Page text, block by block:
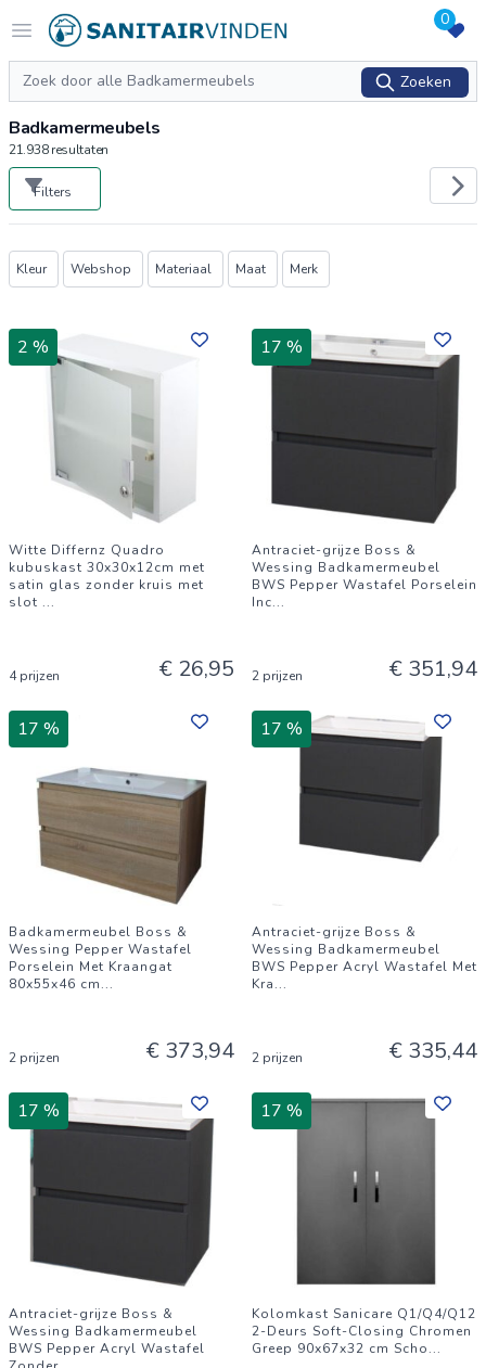
Open menu
Logo sanitairvinden.nl 0
Zoeken
Zoeken
Badkamermeubels
21.938resultaten
Filters
Producten
Kleur Webshop Materiaal Maat Merk
2 %
Witte Differnz Quadro
kubuskast 30x30x12cm met
satin glas zonder kruis met
slot ...
4 prijzen € 26,95
17 %
Antraciet-grijze Boss &
Wessing Badkamermeubel
BWS Pepper Wastafel Porselein
Inc...
2 prijzen € 351,94
17 %
Badkamermeubel Boss &
Wessing Pepper Wastafel
Porselein Met Kraangat
80x55x46 cm...
2 prijzen € 373,94
17 %
Antraciet-grijze Boss &
Wessing Badkamermeubel
BWS Pepper Acryl Wastafel Met
Kra...
2 prijzen € 335,44
17 %
Antraciet-grijze Boss &
Wessing Badkamermeubel
BWS Pepper Acryl Wastafel
17 %
Kolomkast Sanicare Q1/Q4/Q12
2-Deurs Soft-Closing Chromen
Greep 90x67x32 cm Scho...